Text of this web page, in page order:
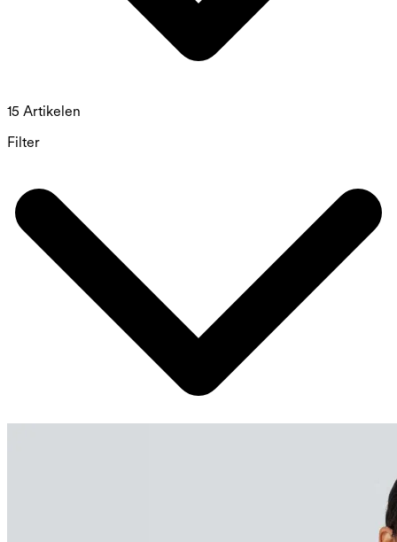
15 Artikelen
Filter